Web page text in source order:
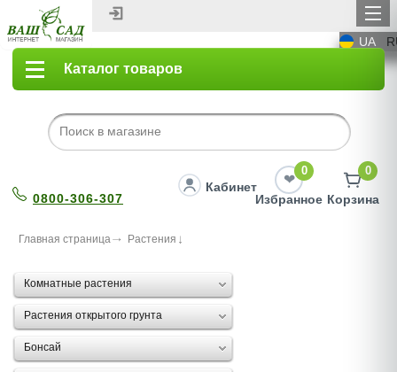
UA
Каталог товаров
0800-306-307
Кабинет
0
Избранное
0
Корзина
Главная страница Растения
Комнатные растения
Растения открытого грунта
Бонсай